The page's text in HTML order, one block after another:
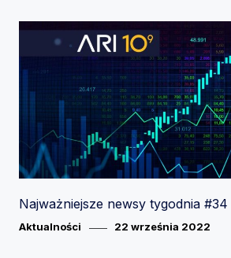
Najważniejsze newsy tygodnia #34
Category
Aktualności
Posted
22 września 2022